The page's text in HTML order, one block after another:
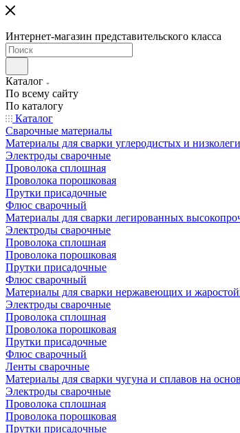
Интернет-магазин представительского класса
Каталог
По всему сайту
По каталогу
Каталог
Сварочные материалы
Материалы для сварки углеродистых и
Электроды сварочные
Проволока сплошная
Проволока порошковая
Прутки присадочные
Флюс сварочный
Материалы для сварки легированных
Электроды сварочные
Проволока сплошная
Проволока порошковая
Прутки присадочные
Флюс сварочный
Материалы для сварки нержавеющих и
Электроды сварочные
Проволока сплошная
Проволока порошковая
Прутки присадочные
Флюс сварочный
Ленты сварочные
Материалы для сварки чугуна и сплавов на
Электроды сварочные
Проволока сплошная
Проволока порошковая
Прутки присадочные